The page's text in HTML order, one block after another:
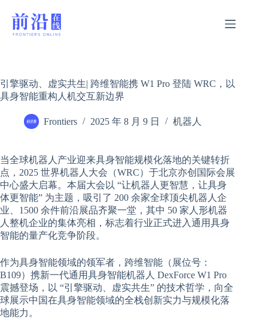
引擎驱动、虚实共生| 跨维智能携 W1 Pro 登陆 WRC，以
具身智能重构人机交互新边界
Frontiers 2025 年 8 月 9 日 机器人
当全球机器人产业迎来具身智能规模化落地的关键转折
点，2025 世界机器人大会（WRC）于北京亦创国际会展
中心盛大启幕。本届大会以 “让机器人更智慧，让具身
体更智能” 为主题，吸引了 200 余家全球顶尖机器人企
业、1500 余件前沿展品齐聚一堂，其中 50 家人形机器
人整机企业的集体亮相，标志着行业正式进入通用具身
智能的量产化竞争阶段。
作为具身智能领域的领军者，跨维智能（展位号：
B109）携新一代通用具身智能机器人 DexForce W1 Pro
震撼登场，以 “引擎驱动、虚实共生” 的技术哲学，向全
球展示中国在具身智能领域的全栈创新实力与规模化落
地能力。